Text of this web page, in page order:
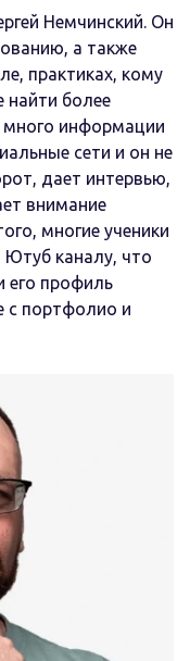
Немчинский. Он
а также
практиках, кому
найти более
много информации
сети и он не
дает интервью,
внимание
многие ученики
каналу, что
его профиль
с портфолио и